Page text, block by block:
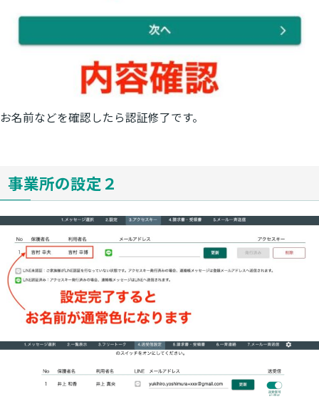
お名前などを確認したら認証修了です。
事業所の設定２